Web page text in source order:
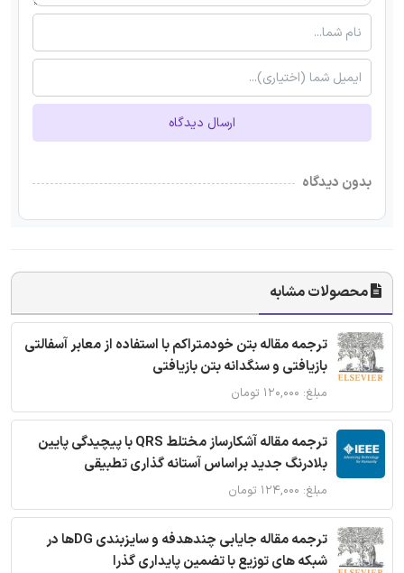
ارسال دیدگاه
بدون دیدگاه
محصولات مشابه
ترجمه مقاله بتن خودمتراکم با استفاده از معابر آسفالتی
بازیافتی و سنگدانه بتن بازیافتی
مبلغ: ۱۲۰,۰۰۰ تومان
ترجمه مقاله آشکارساز مختلط QRS با پیچیدگی پایین
بلادرنگ جدید براساس آستانه گذاری تطبیقی
مبلغ: ۱۲۴,۰۰۰ تومان
ترجمه مقاله جایابی چندهدفه و سایزبندی DGها در
شبکه های توزیع با تضمین پایداری گذرا